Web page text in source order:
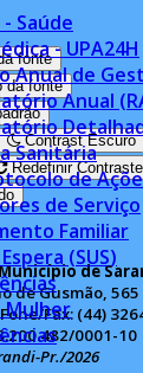
Saúde
- UPA24H
Anual de
Anual
Sanitária
de
de Serviço
Familiar
(SUS)
Mulher
fonte
da fonte
Contrast Escuro
Redefinir Contraste
de
de Gusmão,
Fax: (44)
0001-10
Pr./2026